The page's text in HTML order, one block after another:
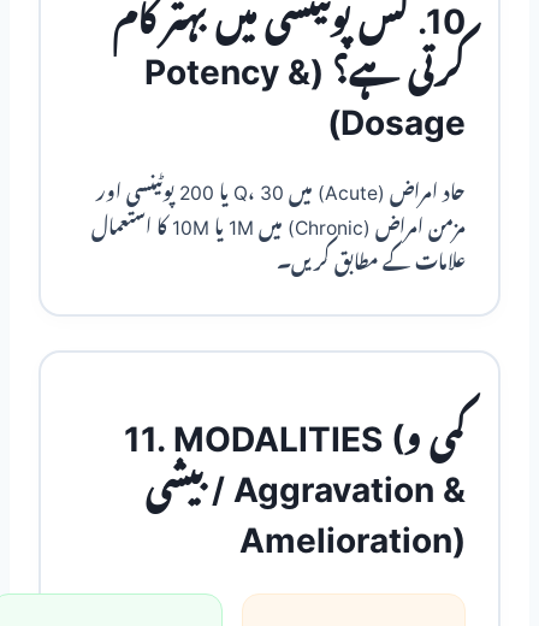
10. کس پوٹینسی میں بہتر کام
کرتی ہے؟ (Potency &
Dosage)
حاد امراض (Acute) میں Q، 30 یا 200 پوٹینسی اور
مزمن امراض (Chronic) میں 1M یا 10M کا استعمال
علامات کے مطابق کریں۔
11. MODALITIES (کمی و
بیشی / Aggravation &
Amelioration)